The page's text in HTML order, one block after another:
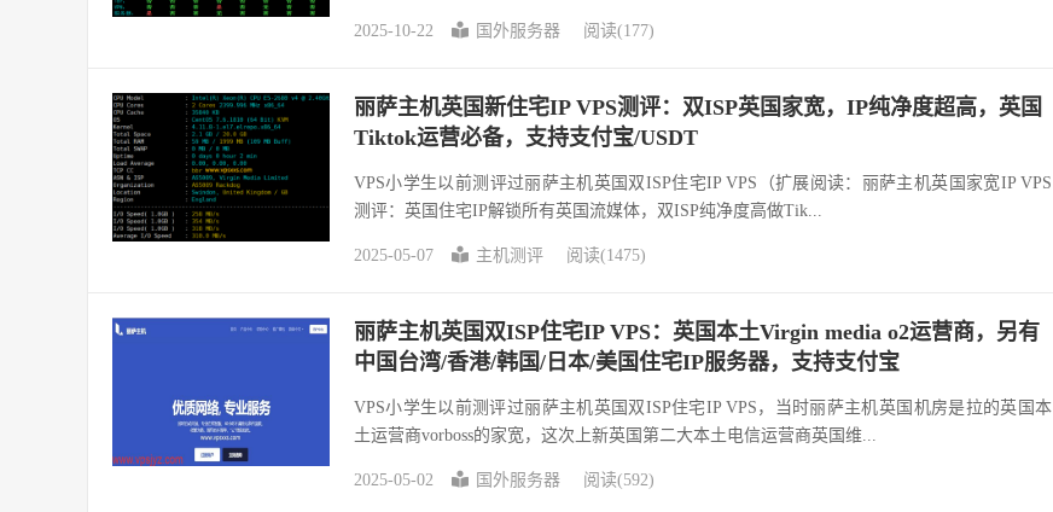
2025-10-22 国外服务器 阅读(177)
丽萨主机英国新住宅IP VPS测评：双ISP英国家宽，IP纯净度超高，英国
Tiktok运营必备，支持支付宝/USDT
VPS小学生以前测评过丽萨主机英国双ISP住宅IP VPS（扩展阅读：丽萨主机英国家宽IP VPS
测评：英国住宅IP解锁所有英国流媒体，双ISP纯净度高做Tik...
2025-05-07 主机测评 阅读(1475)
丽萨主机英国双ISP住宅IP VPS：英国本土Virgin media o2运营商，另有
中国台湾/香港/韩国/日本/美国住宅IP服务器，支持支付宝
VPS小学生以前测评过丽萨主机英国双ISP住宅IP VPS，当时丽萨主机英国机房是拉的英国本
土运营商vorboss的家宽，这次上新英国第二大本土电信运营商英国维...
2025-05-02 国外服务器 阅读(592)